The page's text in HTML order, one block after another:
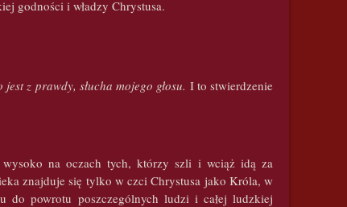
godności i władzy Chrystusa.
z prawdy, słucha mojego głosu. I to stwierdzenie
wysoko na oczach tych, którzy szli i wciąż idą za
znajduje się tylko w czci Chrystusa jako Króla, w
do powrotu poszczególnych ludzi i całej ludzkiej